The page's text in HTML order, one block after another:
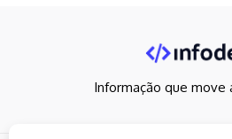
Informação que move